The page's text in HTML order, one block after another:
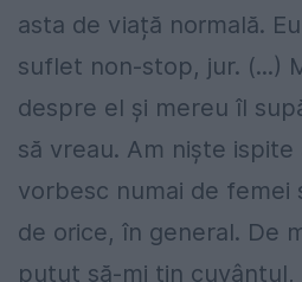
asta de viață normală.
suflet non-stop, jur. (...)
despre el și mereu îl
să vreau. Am niște ispite
vorbesc numai de femei
de orice, în general. De
putut să-mi țin cuvântul,